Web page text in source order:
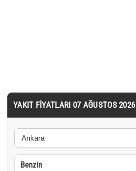
YAKIT FIYATLARI 07 AĞUSTOS 2026
Benzin